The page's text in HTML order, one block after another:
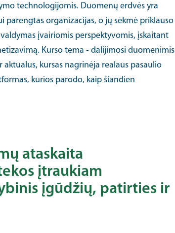
technologijomis. Duomenų erdvės yra
organizacijas, o jų sėkmė priklauso
įvairiomis perspektyvomis, įskaitant
Kurso tema - dalijimosi duomenimis
kursas nagrinėja realaus pasaulio
kurios parodo, kaip šiandien
ataskaita
įtraukiam
įgūdžių, patirties ir